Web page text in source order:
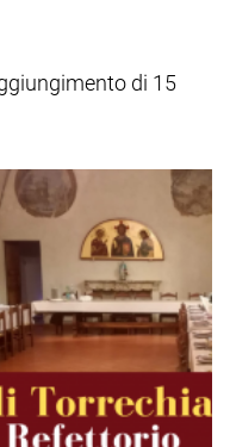
di 15